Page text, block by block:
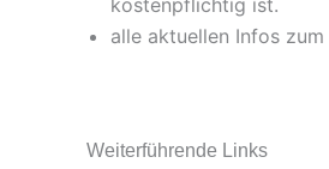
kostenpflichtig ist.
alle aktuellen Infos zum
Weiterführende Links